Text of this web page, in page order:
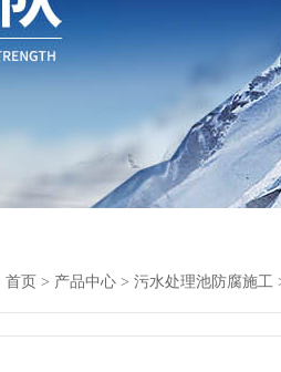
首页 > 产品中心 > 污水处理池防腐施工